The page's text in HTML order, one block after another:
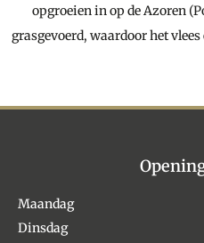
opgroeien in op de Azoren
grasgevoerd, waardoor het
Maandag
Dinsdag